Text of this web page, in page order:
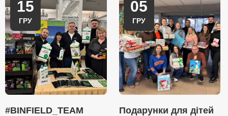
15
ГРУ
#BINFIELD_TEAM
05
ГРУ
Подарунки для дітей